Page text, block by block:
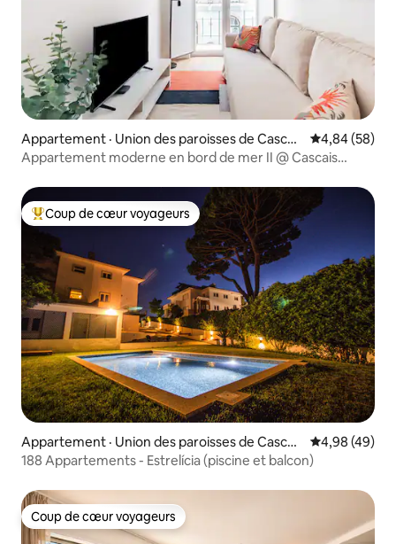
Appartement · Union des paroisses de Cascais
et Estoril
Note
4,84 (58)
Appartement moderne en bord de mer II @ Cascais
Coup de cœur voyageurs parmi les plus aimés
Coup de cœur voyageurs
Appartement · Union des paroisses de Cascais
et Estoril
Note
4,98 (49)
188 Appartements - Estrelícia (piscine et balcon)
Coup de cœur voyageurs
Coup de cœur voyageurs